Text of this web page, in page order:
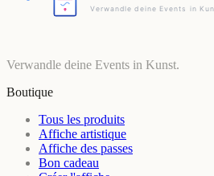
Verwandle deine Events in Kunst.
Boutique
Tous les produits
Affiche artistique
Affiche des passes
Bon cadeau